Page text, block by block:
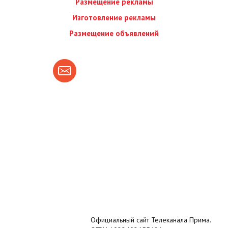
Изготовление рекламы
Размещение объявлений
Официальный сайт Телеканала Прима.